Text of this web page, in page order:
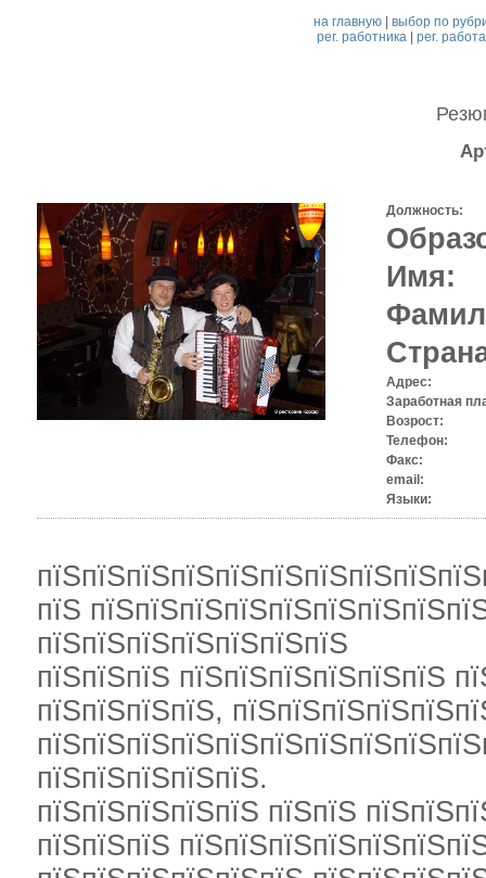
на главную |выбор по
рег. работника| рег.
Должность:
Имя:
Адрес:
Заработная
Возрост:
Телефон:
Факс:
email:
Языки:
пїЅ
пїЅпїЅпїЅпїЅпїЅпїЅпїЅ
пїЅпїЅпїЅ пїЅпїЅпїЅпїЅпїЅпїЅ
пїЅпїЅпїЅпїЅ,
пїЅпїЅпїЅпїЅпїЅ.
пїЅпїЅпїЅпїЅпїЅ пїЅпїЅ
пїЅпїЅпїЅ